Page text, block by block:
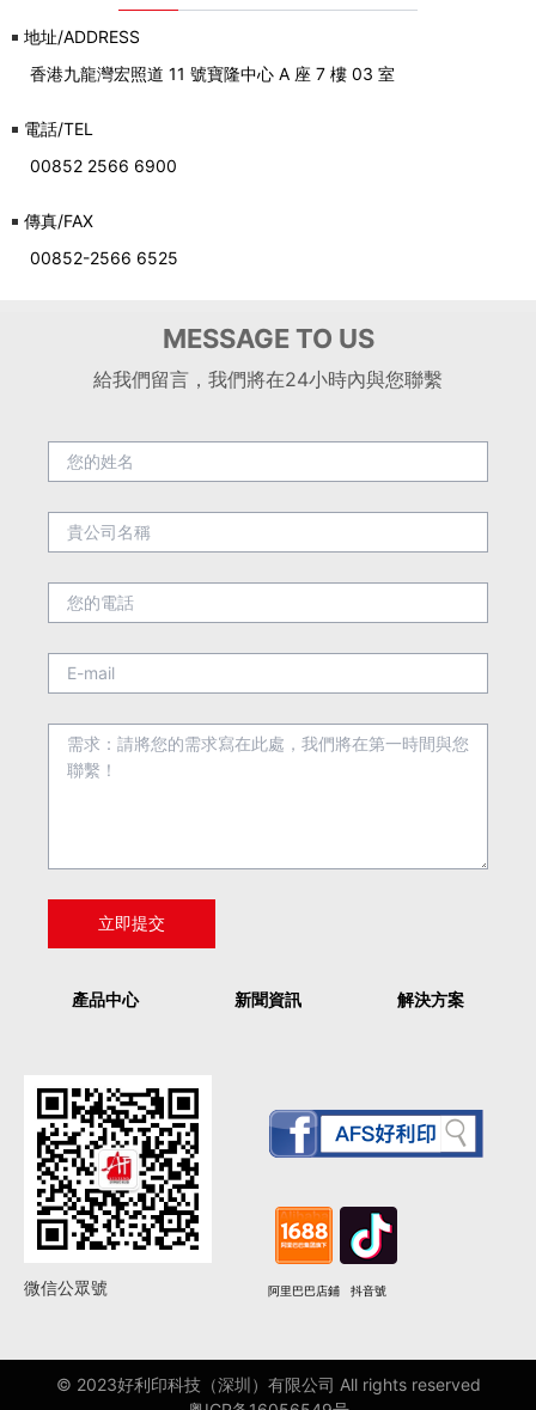
地址/ADDRESS
香港九龍灣宏照道 11 號寶隆中心 A 座 7 樓 03 室
電話/TEL
00852 2566 6900
傳真/FAX
00852-2566 6525
MESSAGE TO US
給我們留言，我們將在24小時內與您聯繫
產品中心 新聞資訊 解決方案
微信公眾號 阿里巴巴店鋪 抖音號
© 2023好利印科技（深圳）有限公司 All rights reserved